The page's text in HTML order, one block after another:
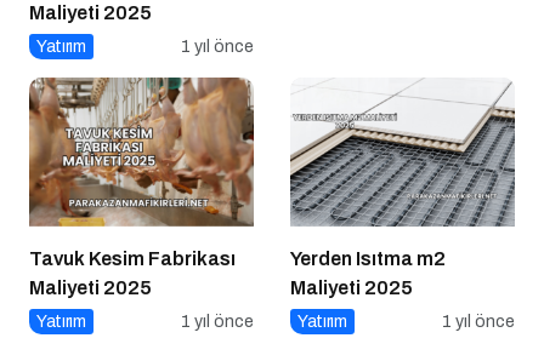
Maliyeti 2025
Yatırım 1 yıl önce
Tavuk Kesim Fabrikası
Maliyeti 2025
Yatırım 1 yıl önce
Yerden Isıtma m2
Maliyeti 2025
Yatırım 1 yıl önce